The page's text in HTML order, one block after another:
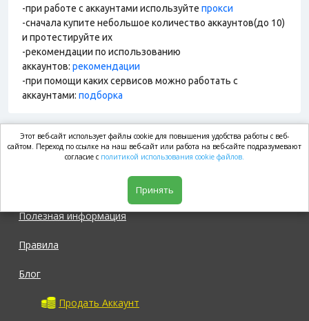
-при работе с аккаунтами используйте прокси
-сначала купите небольшое количество аккаунтов(до 10)
и протестируйте их
-рекомендации по использованию
аккаунтов: рекомендации
-при помощи каких сервисов можно работать с
аккаунтами: подборка
market.com
Полезная информация
Правила
Блог
Продать Аккаунт
Этот веб-сайт использует файлы cookie для повышения удобства работы с веб-
сайтом. Переход по ссылке на наш веб-сайт или работа на веб-сайте подразумевают
согласие с политикой использования cookie файлов.
Принять